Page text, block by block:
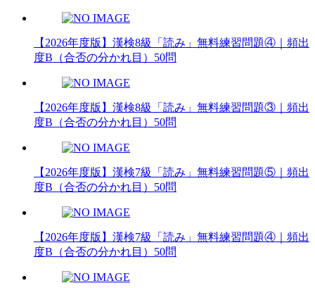
【2026年度版】漢検8級「読み」無料練習問題④｜頻出
度B（合否の分かれ目）50問
【2026年度版】漢検8級「読み」無料練習問題③｜頻出
度B（合否の分かれ目）50問
【2026年度版】漢検7級「読み」無料練習問題⑤｜頻出
度B（合否の分かれ目）50問
【2026年度版】漢検7級「読み」無料練習問題④｜頻出
度B（合否の分かれ目）50問